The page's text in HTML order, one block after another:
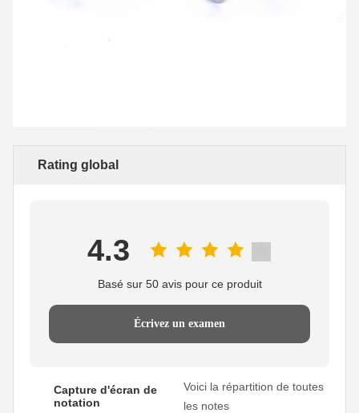
Rating global
4.3
Basé sur 50 avis pour ce produit
Écrivez un examen
Capture d'écran de
notation
Voici la répartition de toutes
les notes